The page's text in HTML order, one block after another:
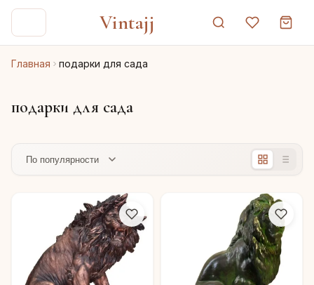
Vintajj
Главная подарки для сада
подарки для сада